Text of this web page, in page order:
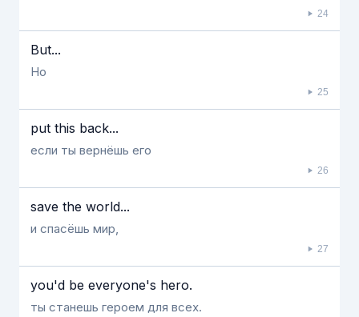
24
But...
Но
25
put this back...
если ты вернёшь его
26
save the world...
и спасёшь мир,
27
you'd be everyone's hero.
ты станешь героем для всех.